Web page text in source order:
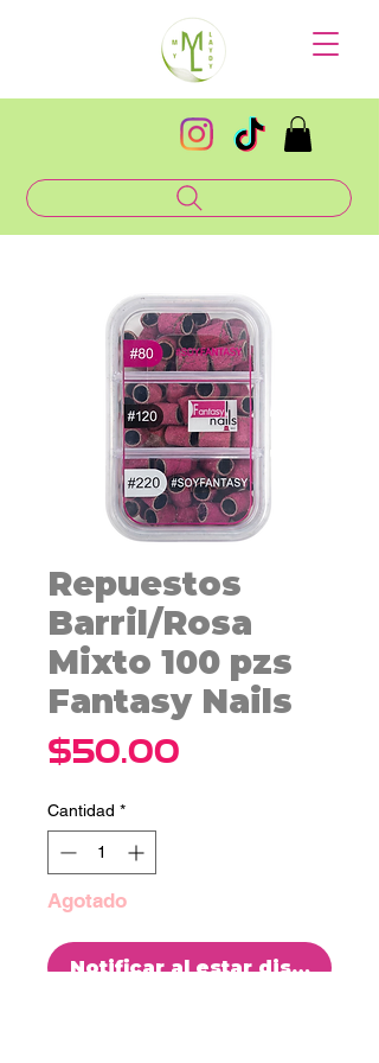
Repuestos
Barril/Rosa
Mixto 100 pzs
Fantasy Nails
$50.00
Cantidad *
Agotado
Notificar al estar disponible